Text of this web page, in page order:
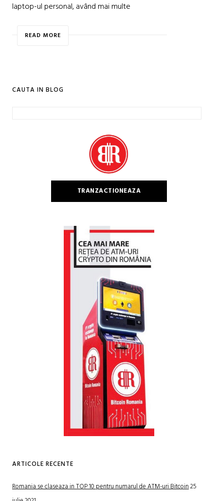
laptop-ul personal, având mai multe
READ MORE
CAUTA IN BLOG
TRANZACTIONEAZA
ARTICOLE RECENTE
Romania se claseaza in TOP 10 pentru numarul de ATM-uri Bitcoin25